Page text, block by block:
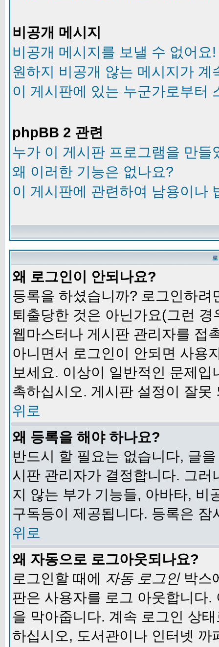
비공개 메시지
비공개 메시지를 보낼 수 없어요!
원하지 비공개 않는 메시지가 계
이 게시판에 있는 누군가로부터
phpBB 2 관련
누가 이 게시판 프로그램을 만들
왜 이러한 기능은 없나요?
이 게시판에 관련하여 남용이나
왜 로그인이 안되나요?
등록을 하셨습니까? 로그인하
퇴출당한 것은 아닌가요(그런
웹마스터나 게시판 관리자를 접
아니면서 로그인이 안되면 사용
보세요. 이상이 일반적인 문제
촉하십시오. 게시판 설정이 잘못
위로
왜 등록을 해야 하나요?
반드시 할 필요는 없습니다, 글
시판 관리자가 결정합니다. 그
지 않는 부가 기능들, 아바타, 비
구독등이 제공됩니다. 등록은
위로
왜 자동으로 로그아웃되나요?
로그인할 때에 자동 로그인박스
판은 사용자를 로그 아웃합니다
을 막아줍니다. 계속 로그인 상
하십시오, 도서관이나 인터넷